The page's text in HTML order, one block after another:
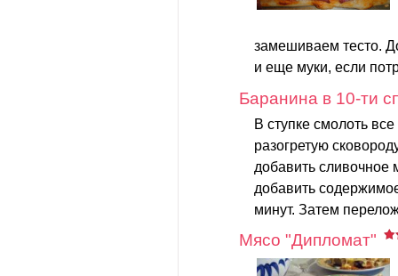
замешиваем тесто.
и еще муки, если
Баранина в 10-ти
В ступке смолоть
разогретую
добавить сливочное
добавить
минут. Затем
Мясо "Дипломат"